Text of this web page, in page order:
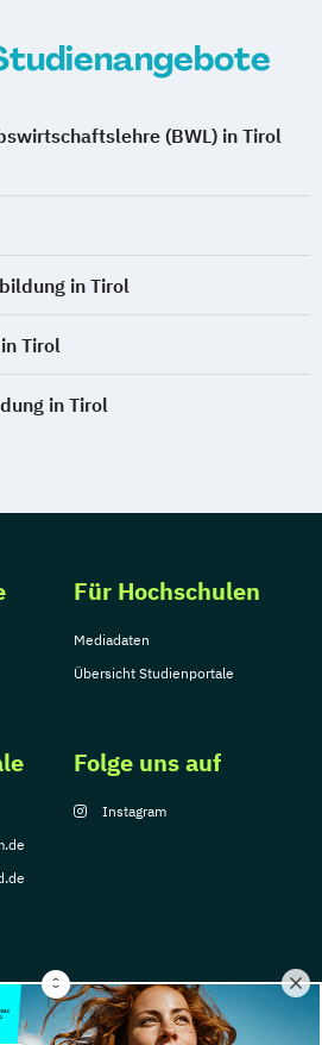
(BWL) in Tirol
in Tirol
Tirol
in Tirol
Für Hochschulen
Mediadaten
Übersicht Studienportale
Folge uns auf
Instagram
GmbH